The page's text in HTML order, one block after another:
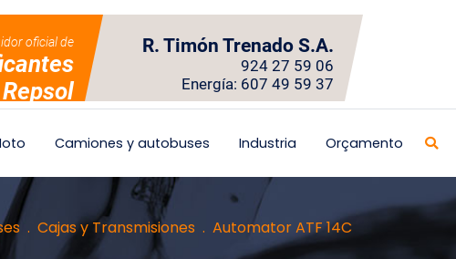
oficial de
Repsol
R. Timón Trenado S.A.
924 27 59 06
Energía: 607 49 59 37
Camiones y autobuses Industria Orçamento
Cajas y Transmisiones Automator ATF 14C